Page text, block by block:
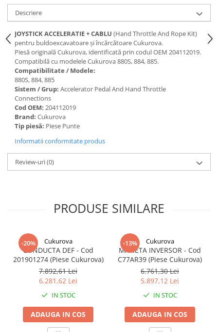
Descriere
JOYSTICK ACCELERATIE + CABLU (Hand Throttle And Rope Kit)
pentru buldoexcavatoare și încărcătoare Cukurova.
Piesă originală Cukurova, identificată prin codul OEM 204112019.
Compatibilă cu modelele Cukurova 880S, 884, 885.
Compatibilitate / Modele:
880S, 884, 885
Sistem / Grup: Accelerator Pedal And Hand Throttle
Connections
Cod OEM: 204112019
Brand: Cukurova
Tip piesă: Piese Punte
Informatii conformitate produs
Review-uri(0)
PRODUSE SIMILARE
-20% Cukurova
CONDUCTA DEF - Cod
201901274 (Piese Cukurova)
7.892,61 Lei
6.281,62 Lei
IN STOC
ADAUGA IN COS
-13% Cukurova
MANETA INVERSOR - Cod
C77AR39 (Piese Cukurova)
6.761,30 Lei
5.897,12 Lei
IN STOC
ADAUGA IN COS